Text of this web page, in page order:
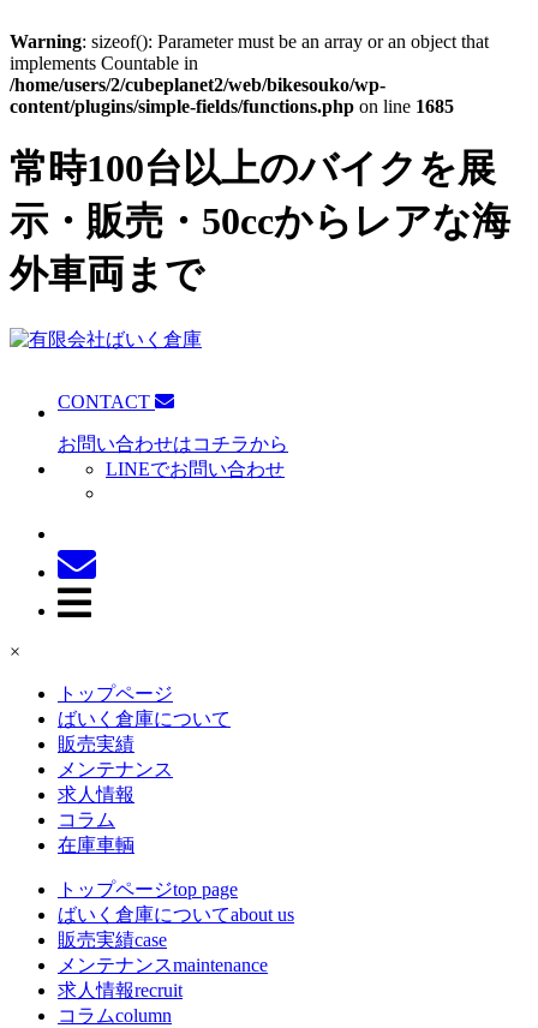
Warning: sizeof(): Parameter must be an array or an object that
implements Countable in
/home/users/2/cubeplanet2/web/bikesouko/wp-
content/plugins/simple-fields/functions.php on line 1685
常時100台以上のバイクを展
示・販売・50ccからレアな海
外車両まで
CONTACT
お問い合わせはコチラから
LINEでお問い合わせ
×
トップページ
ばいく倉庫について
販売実績
メンテナンス
求人情報
コラム
在庫車輌
トップページtop page
ばいく倉庫についてabout us
販売実績case
メンテナンスmaintenance
求人情報recruit
コラムcolumn